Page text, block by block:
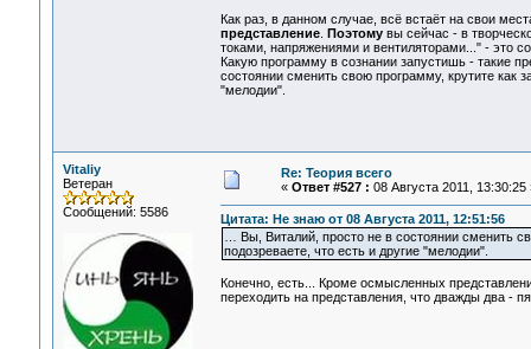
Как раз, в данном случае, всё встаёт на свои
представление. Поэтомувы сейчас - в
токами, напряжениями и вентиляторами..." - это
Какую программу в сознании запустишь - такие
состоянии сменить свою программу, крутите как
"мелодии".
Vitaliy
Ветеран
Сообщений: 5586
Re: Теория всего
« Ответ #527 : 08 Августа 2011, 13:30:25
Цитата: Не знаю от 08 Августа 2011, 12:51:56
… Вы, Виталий, просто не в состоянии сменить
подозреваете, что есть и другие "мелодии".
Конечно, есть... Кроме осмысленных
переходить на представления, что дважды два -